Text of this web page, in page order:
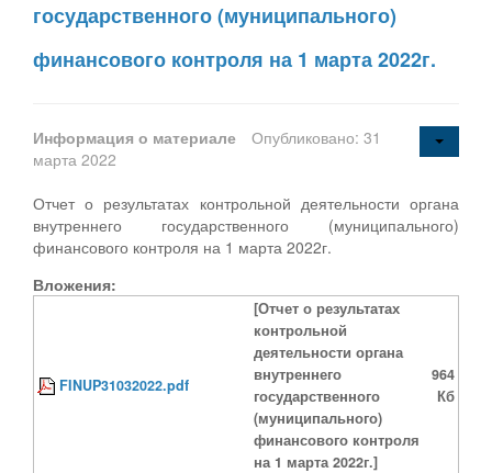
государственного (муниципального)
финансового контроля на 1 марта 2022г.
Информация о материале
Опубликовано: 31
марта 2022
Отчет о результатах контрольной деятельности органа
внутреннего государственного (муниципального)
финансового контроля на 1 марта 2022г.
Вложения:
FINUP31032022.pdf
[Отчет о результатах
контрольной
деятельности органа
внутреннего
государственного
(муниципального)
финансового контроля
на 1 марта 2022г.]
964
Кб